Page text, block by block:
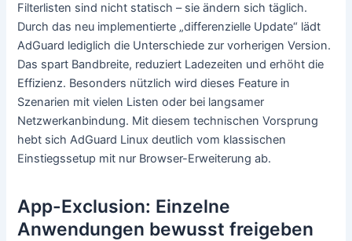
Filterlisten sind nicht statisch – sie ändern sich täglich.
Durch das neu implementierte „differenzielle Update“ lädt
AdGuard lediglich die Unterschiede zur vorherigen Version.
Das spart Bandbreite, reduziert Ladezeiten und erhöht die
Effizienz. Besonders nützlich wird dieses Feature in
Szenarien mit vielen Listen oder bei langsamer
Netzwerkanbindung. Mit diesem technischen Vorsprung
hebt sich AdGuard Linux deutlich vom klassischen
Einstiegssetup mit nur Browser-Erweiterung ab.
App-Exclusion: Einzelne
Anwendungen bewusst freigeben